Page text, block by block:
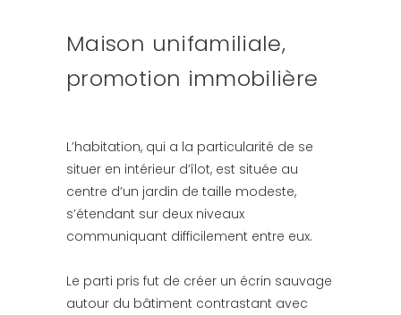
Maison unifamiliale,
promotion immobilière
L’habitation, qui a la particularité de se
situer en intérieur d’îlot, est située au
centre d’un jardin de taille modeste,
s’étendant sur deux niveaux
communiquant difficilement entre eux.
Le parti pris fut de créer un écrin sauvage
autour du bâtiment contrastant avec